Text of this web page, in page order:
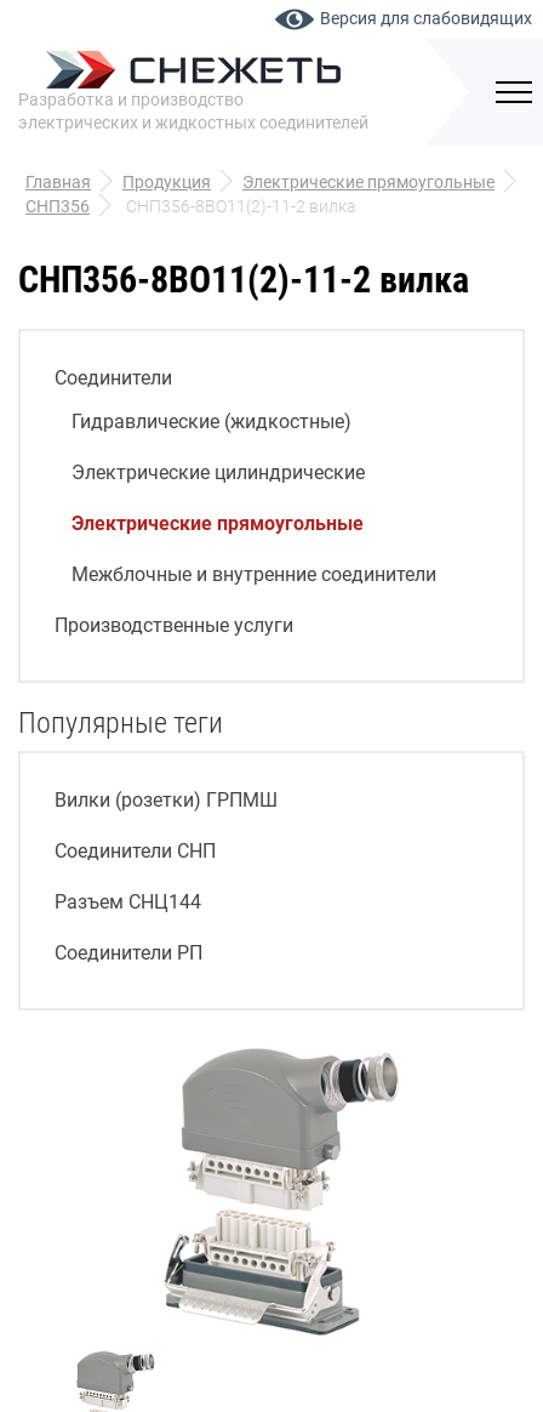
Версия для слабовидящих
Разработка и производство
электрических и жидкостных соединителей
Главная Продукция
Электрические прямоугольные
СНП356
СНП356-8ВО11(2)-11-2 вилка
СНП356-8ВО11(2)-11-2 вилка
Соединители
Гидравлические (жидкостные)
Электрические цилиндрические
Электрические прямоугольные
Межблочные и внутренние соединители
Производственные услуги
Популярные теги
Вилки (розетки) ГРПМШ
Соединители СНП
Разъем СНЦ144
Соединители РП